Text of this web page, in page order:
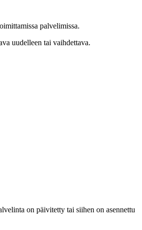
palvelimissa.
uudelleen tai vaihdettava.
on päivitetty tai siihen on asennettu